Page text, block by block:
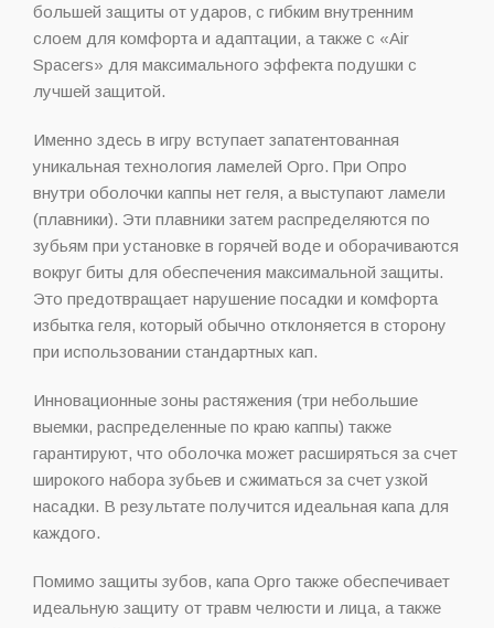
большей защиты от ударов, с гибким внутренним
слоем для комфорта и адаптации, а также с «Air
Spacers» для максимального эффекта подушки с
лучшей защитой.
Именно здесь в игру вступает запатентованная
уникальная технология ламелей Opro. При Опро
внутри оболочки каппы нет геля, а выступают ламели
(плавники). Эти плавники затем распределяются по
зубьям при установке в горячей воде и оборачиваются
вокруг биты для обеспечения максимальной защиты.
Это предотвращает нарушение посадки и комфорта
избытка геля, который обычно отклоняется в сторону
при использовании стандартных кап.
Инновационные зоны растяжения (три небольшие
выемки, распределенные по краю каппы) также
гарантируют, что оболочка может расширяться за счет
широкого набора зубьев и сжиматься за счет узкой
насадки. В результате получится идеальная капа для
каждого.
Помимо защиты зубов, капа Opro также обеспечивает
идеальную защиту от травм челюсти и лица, а также